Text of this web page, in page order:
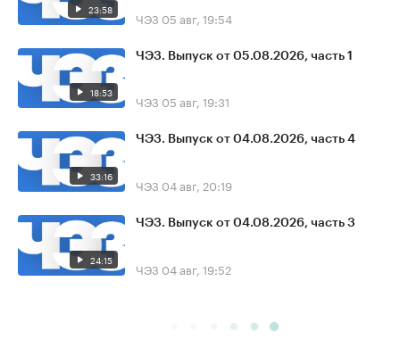
23:58 ЧЭЗ 05 авг, 19:54
18:53
ЧЭЗ. Выпуск от 05.08.2026, часть 1
ЧЭЗ 05 авг, 19:31
33:16
ЧЭЗ. Выпуск от 04.08.2026, часть 4
ЧЭЗ 04 авг, 20:19
24:15
ЧЭЗ. Выпуск от 04.08.2026, часть 3
ЧЭЗ 04 авг, 19:52